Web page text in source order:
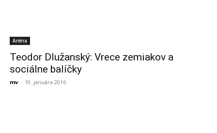
Aréna
Teodor Dlužanský: Vrece zemiakov a
sociálne balíčky
mv - 10. januára 2016